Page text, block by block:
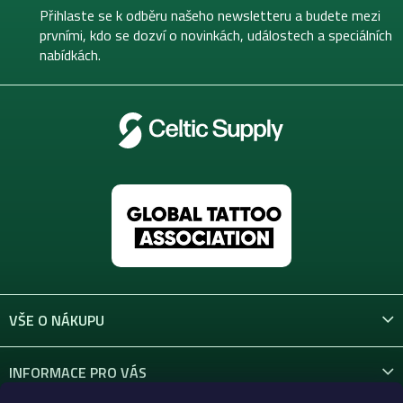
Přihlaste se k odběru našeho newsletteru a budete mezi
prvními, kdo se dozví o novinkách, událostech a speciálních
nabídkách.
VŠE O NÁKUPU
INFORMACE PRO VÁS